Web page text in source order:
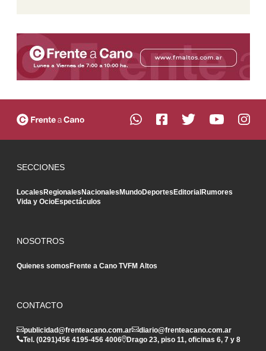
SECCIONES
LocalesRegionalesNacionalesMundoDeportesEditorialRumores
Vida y OcioEspectáculos
NOSOTROS
Quienes somosFrente a Cano TVFM Altos
CONTACTO
publicidad@frenteacano.com.ar
diario@frenteacano.com.ar
Tel. (0291)456 4195-456 4006 Drago 23, piso 11, oficinas 6, 7 y 8